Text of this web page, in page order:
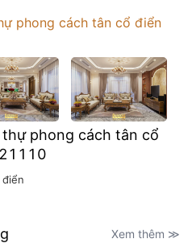
phong cách tân cổ
điển
Xem thêm ≫